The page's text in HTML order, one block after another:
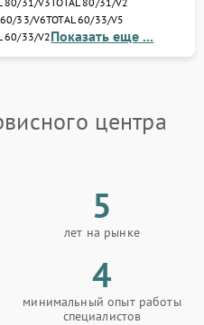
и
с
60/33/V6TOTAL 60/33/V5
60/33/V2Показать еще ...
центра
5
лет на рынке
4
минимальный опыт работы
специалистов